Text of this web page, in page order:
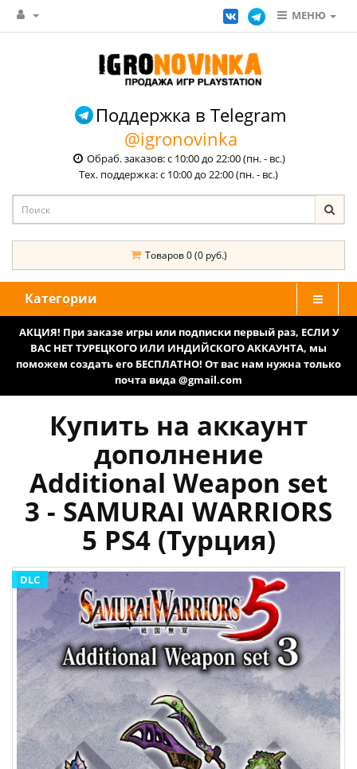
МЕНЮ
Поддержка в Telegram
@igronovinka
Обраб. заказов: с 10:00 до 22:00 (пн. - вс.)
Тех. поддержка: с 10:00 до 22:00 (пн. - вс.)
Товаров 0 (0 руб.)
Категории
АКЦИЯ! При заказе игры или подписки первый раз, ЕСЛИ У
ВАС НЕТ ТУРЕЦКОГО ИЛИ ИНДИЙСКОГО АККАУНТА, мы
поможем создать его БЕСПЛАТНО! От вас нам нужна только
почта вида @gmail.com
Купить на аккаунт
дополнение
Additional Weapon set
3 - SAMURAI WARRIORS
5 PS4 (Турция)
DLC